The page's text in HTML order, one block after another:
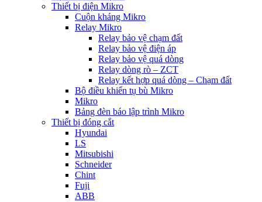
Thiết bị điện Mikro
Cuộn kháng Mikro
Relay Mikro
Relay bảo vệ chạm đất
Relay bảo vệ điện áp
Relay bảo vệ quá dòng
Relay dòng rò – ZCT
Relay kết hợp quá dòng – Chạm đất
Bộ điều khiển tụ bù Mikro
Mikro
Bảng đèn báo lập trình Mikro
Thiết bị đóng cắt
Hyundai
LS
Mitsubishi
Schneider
Chint
Fuji
ABB